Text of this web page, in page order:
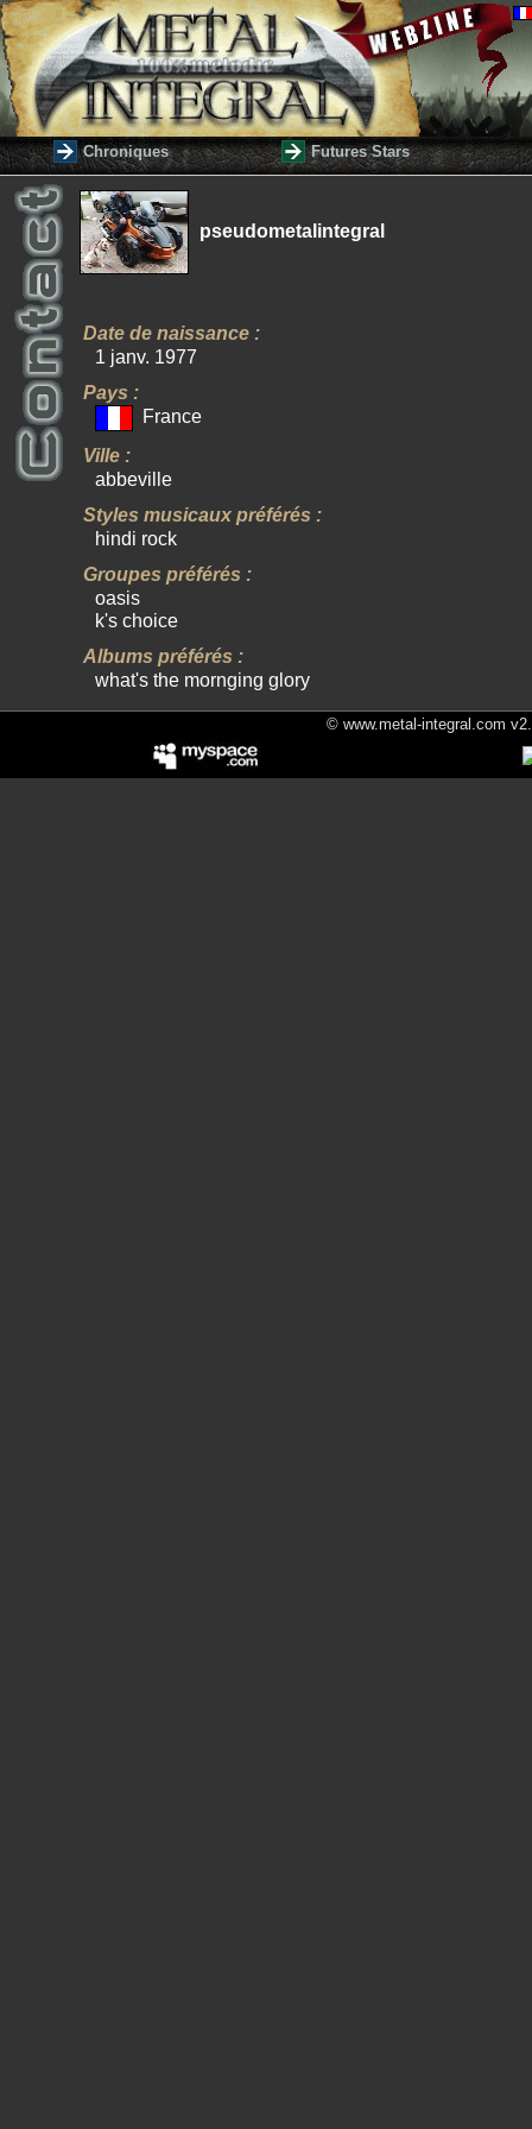
Chroniques Futures Stars
pseudometalintegral
Date de naissance :
1 janv. 1977
Pays :
France
Ville :
abbeville
Styles musicaux préférés :
hindi rock
Groupes préférés :
oasis
k's choice
Albums préférés :
what's the mornging glory
© www.metal-integral.com